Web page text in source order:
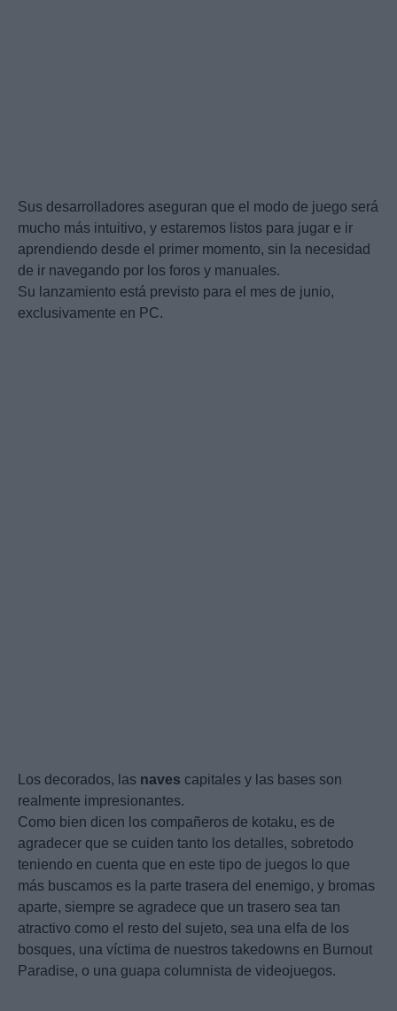
Sus desarrolladores aseguran que el modo de juego será
mucho más intuitivo, y estaremos listos para jugar e ir
aprendiendo desde el primer momento, sin la necesidad
de ir navegando por los foros y manuales.
Su lanzamiento está previsto para el mes de junio,
exclusivamente en PC.
Los decorados, las naves capitales y las bases son
realmente impresionantes.
Como bien dicen los compañeros de kotaku, es de
agradecer que se cuiden tanto los detalles, sobretodo
teniendo en cuenta que en este tipo de juegos lo que
más buscamos es la parte trasera del enemigo, y bromas
aparte, siempre se agradece que un trasero sea tan
atractivo como el resto del sujeto, sea una elfa de los
bosques, una víctima de nuestros takedowns en Burnout
Paradise, o una guapa columnista de videojuegos.